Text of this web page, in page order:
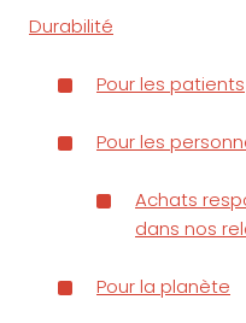
Durabilité
Pour les patients
Pour les
Achats
dans nos
Pour la planète